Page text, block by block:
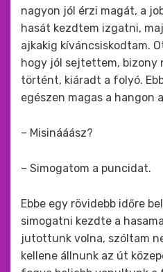
nagyon jól érzi magát, a
hasát kezdtem izgatni,
ajkakig kíváncsiskodtam.
hogy jól sejtettem, bizony
történt, kiáradt a folyó.
egészen magas a hangon
– Misinááász?
– Simogatom a puncidat.
Ebbe egy rövidebb időre
simogatni kezdte a
jutottunk volna, szóltam
kellene állnunk az út